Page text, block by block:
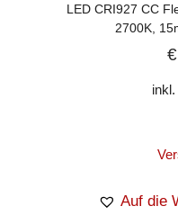
LED CRI927 CC
2700K,
€
Auf die